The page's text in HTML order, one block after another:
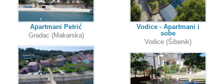
Apartmani Petrić
Gradac (Makarska)
Vodice - Apartmani i
sobe
Vodice (Šibenik)